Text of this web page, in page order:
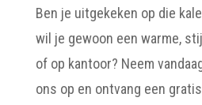
Ben je uitgekeken op die
wil je gewoon een warme,
of op kantoor? Neem
ons op en ontvang een